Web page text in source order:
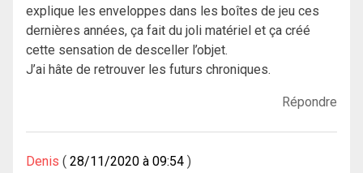
explique les enveloppes dans les boîtes de jeu ces
dernières années, ça fait du joli matériel et ça créé
cette sensation de desceller l’objet.
J’ai hâte de retrouver les futurs chroniques.
Répondre
Denis 28/11/2020 à 09:54